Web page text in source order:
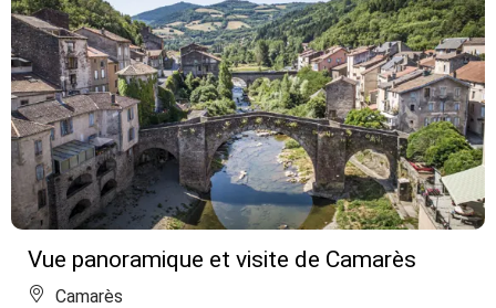
Vue panoramique et visite de Camarès
Camarès